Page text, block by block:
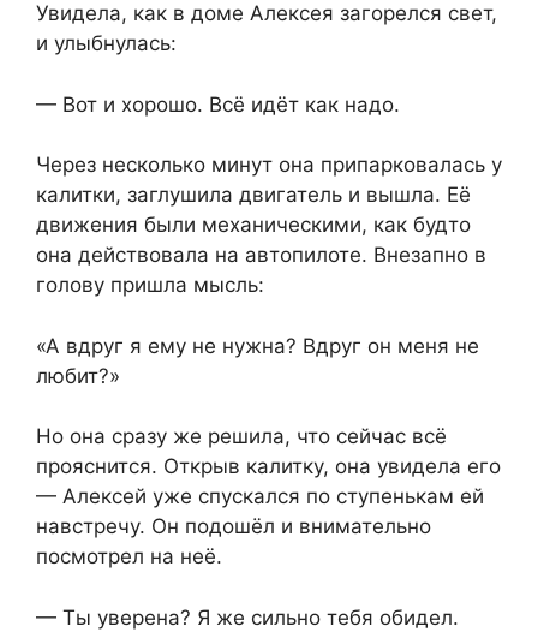
Увидела, как в доме Алексея загорелся свет,
и улыбнулась:
— Вот и хорошо. Всё идёт как надо.
Через несколько минут она припарковалась у
калитки, заглушила двигатель и вышла. Её
движения были механическими, как будто
она действовала на автопилоте. Внезапно в
голову пришла мысль:
«А вдруг я ему не нужна? Вдруг он меня не
любит?»
Но она сразу же решила, что сейчас всё
прояснится. Открыв калитку, она увидела его
— Алексей уже спускался по ступенькам ей
навстречу. Он подошёл и внимательно
посмотрел на неё.
— Ты уверена? Я же сильно тебя обидел.